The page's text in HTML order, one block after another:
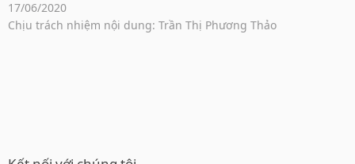
17/06/2020
Chịu trách nhiệm nội dung: Trần Thị Phương Thảo